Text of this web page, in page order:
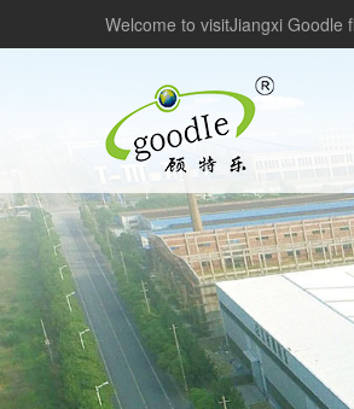
Welcome to visitJiangxi Goodle